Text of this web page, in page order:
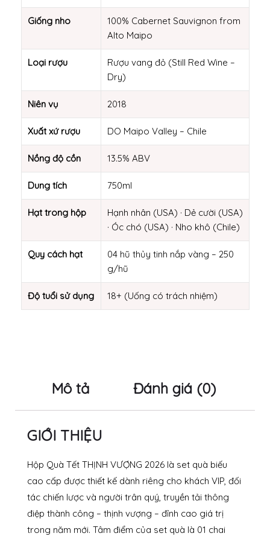
Giống nho
100% Cabernet Sauvignon from
Alto Maipo
Loại rượu
Rượu vang đỏ (Still Red Wine –
Dry)
Niên vụ 2018
Xuất xứ rượu DO Maipo Valley – Chile
Nồng độ cồn 13.5% ABV
Dung tích 750ml
Hạt trong hộp
Hạnh nhân (USA) · Dẻ cười (USA)
· Óc chó (USA) · Nho khô (Chile)
Quy cách hạt
04 hũ thủy tinh nắp vàng – 250
g/hũ
Độ tuổi sử dụng 18+ (Uống có trách nhiệm)
Mô tả Đánh giá (0)
GIỚI THIỆU
Hộp Quà Tết THỊNH VƯỢNG 2026 là set quà biếu
cao cấp được thiết kế dành riêng cho khách VIP, đối
tác chiến lược và người trân quý, truyền tải thông
điệp thành công – thịnh vượng – đỉnh cao giá trị
trong năm mới. Tâm điểm của set quà là 01 chai